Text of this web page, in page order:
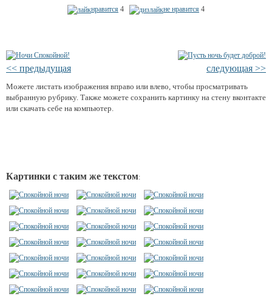
нравится 4 не нравится 4
<< предыдущая следующая >>
Можете листать изображения вправо или влево, чтобы просматривать
выбранную рубрику. Также можете сохранить картинку на стену вконтакте
или скачать себе на компьютер.
Картинки с таким же текстом: